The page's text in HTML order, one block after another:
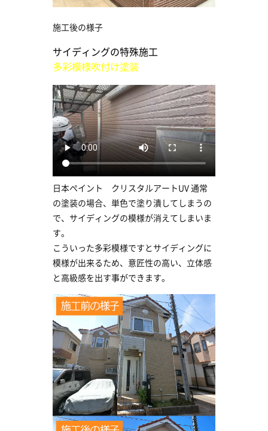
施工後の様子
サイディングの特殊施工
多彩模様吹付け塗装
日本ペイント クリスタルアートUV 通常
の塗装の場合、単色で塗り潰してしまうの
で、サイディングの模様が消えてしまいま
す。
こういった多彩模様ですとサイディングに
模様が出来るため、意匠性の高い、立体感
と高級感を出す事ができます。